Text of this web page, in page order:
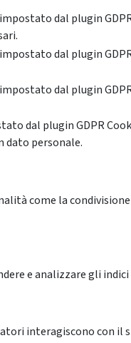
dal plugin
dal plugin
dal plugin
dal plugin GDPR
dato personale.
come la
e analizzare gli
interagiscono con